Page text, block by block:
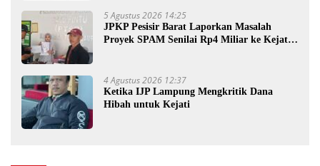
5 Agustus 2026 14:25
JPKP Pesisir Barat Laporkan Masalah
Proyek SPAM Senilai Rp4 Miliar ke Kejati
4 Agustus 2026 12:37
Ketika IJP Lampung Mengkritik Dana
Hibah untuk Kejati